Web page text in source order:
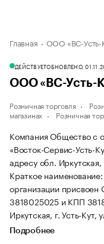
Главная ООО «ВС-Усть-
ДЕЙСТВУЕТОБНОВЛЕНО,
ООО «ВС-Усть-
Розничная торговля
магазинах
Розничная
Компания Общество с
«Восток-Сервис-Усть-
адресу обл. Иркутская,
Краткое
организации
3818025025 и КПП
Иркутская, г. Усть-Кут,
Подробнее